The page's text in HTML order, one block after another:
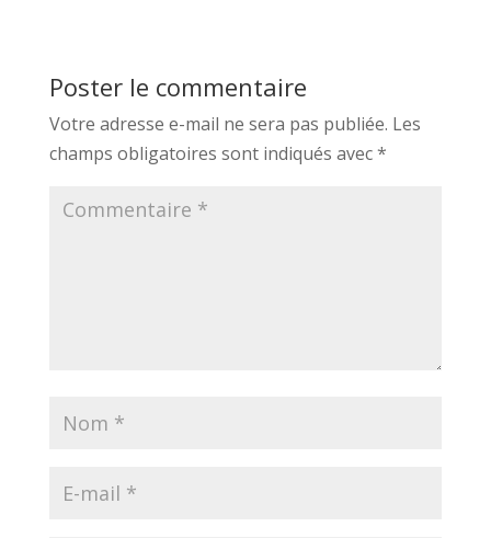
Poster le commentaire
Votre adresse e-mail ne sera pas publiée. Les
champs obligatoires sont indiqués avec*